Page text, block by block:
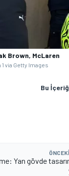
Brown, McLaren
via Getty Images
Bu
Yan gövde